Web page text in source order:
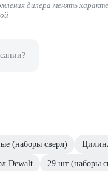
дилера менять
(наборы сверл)
Dewalt 29 шт (наборы